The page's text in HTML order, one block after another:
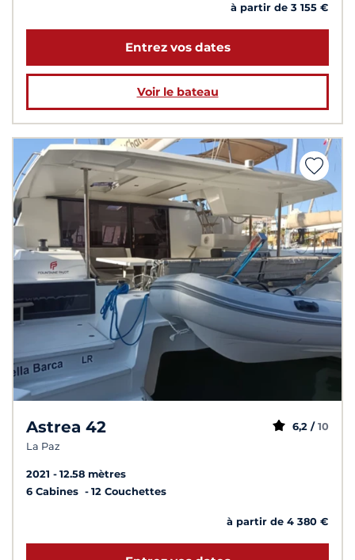
à partir de 3 155 €
Entrez vos dates
Voir le bateau
Astrea 42
La Paz
6,2 / 10
2021
12.58 mètres
6 Cabines
12 Couchettes
à partir de 4 380 €